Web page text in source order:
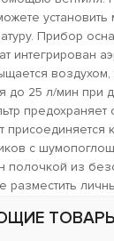
установить
Прибор
интегрирован
воздухом,
до 25 л/мин при
предохраняет
присоединяется
с
полочкой из
разместить